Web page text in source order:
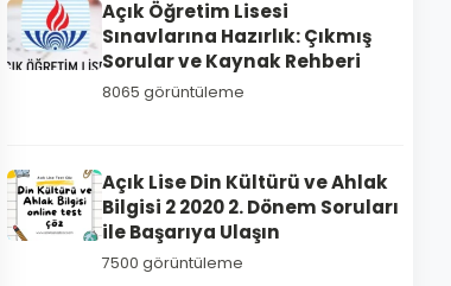
Açık Öğretim Lisesi
Sınavlarına Hazırlık: Çıkmış
Sorular ve Kaynak Rehberi
8065 görüntüleme
Açık Lise Din Kültürü ve Ahlak
Bilgisi 2 2020 2. Dönem Soruları
ile Başarıya Ulaşın
7500 görüntüleme